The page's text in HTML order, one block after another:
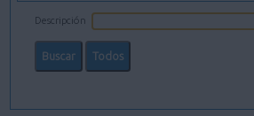
INFORMACIÓN MUNICIPAL
Descripción